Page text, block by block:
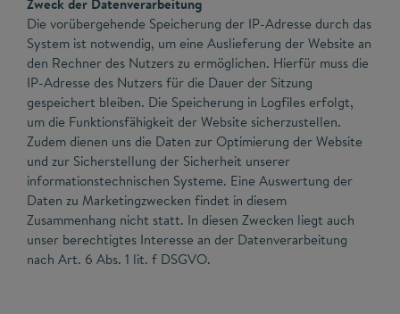
Die vorübergehende Speicherung der IP-Adresse durch das
System ist notwendig, um eine Auslieferung der Website an
den Rechner des Nutzers zu ermöglichen. Hierfür muss die
IP-Adresse des Nutzers für die Dauer der Sitzung
gespeichert bleiben. Die Speicherung in Logfiles erfolgt,
um die Funktionsfähigkeit der Website sicherzustellen.
Zudem dienen uns die Daten zur Optimierung der Website
und zur Sicherstellung der Sicherheit unserer
informationstechnischen Systeme. Eine Auswertung der
Daten zu Marketingzwecken findet in diesem
Zusammenhang nicht statt. In diesen Zwecken liegt auch
unser berechtigtes Interesse an der Datenverarbeitung
nach Art. 6 Abs. 1 lit. f DSGVO.